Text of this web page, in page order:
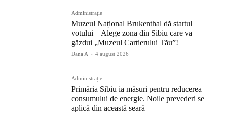
Administrație
Muzeul Național Brukenthal dă startul
votului – Alege zona din Sibiu care va
găzdui „Muzeul Cartierului Tău”!
Dana A - 4 august 2026
Administrație
Primăria Sibiu ia măsuri pentru reducerea
consumului de energie. Noile prevederi se
aplică din această seară